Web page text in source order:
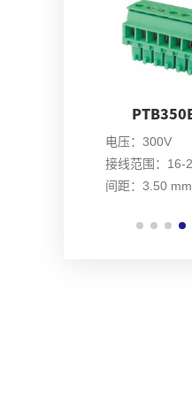
电压：300V 电流：8A
接线范围：16-24AWG